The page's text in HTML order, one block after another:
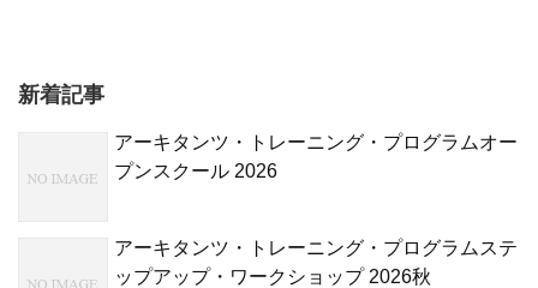
新着記事
アーキタンツ・トレーニング・プログラムオー
プンスクール 2026
アーキタンツ・トレーニング・プログラムステ
ップアップ・ワークショップ 2026秋